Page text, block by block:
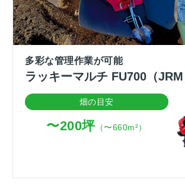
多彩な管理作業が可能
ラッキーマルチ FU700（JRM
畑の目安
〜200坪（〜660m²）